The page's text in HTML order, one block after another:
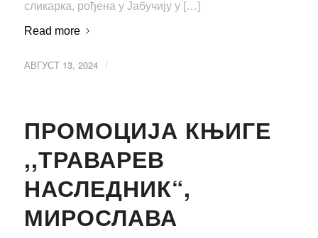
сликарка, рођена у Јабучију у […]
Read more
АВГУСТ 13, 2024 /
ПРОМОЦИЈА КЊИГЕ
,,ТРАВАРЕВ
НАСЛЕДНИК“,
МИРОСЛАВА